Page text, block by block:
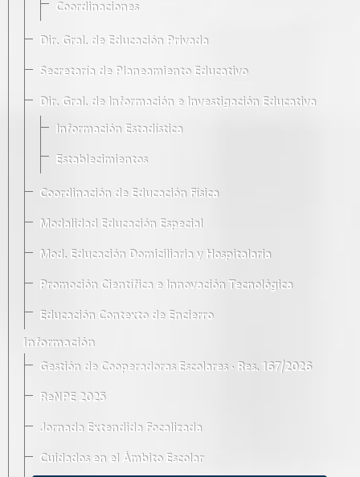
Coordinaciones
Dir. Gral. de Educación Privada
Secretaría de Planeamiento Educativo
Dir. Gral. de Información e Investigación Educativa
Información Estadística
Establecimientos
Coordinación de Educación Física
Modalidad Educación Especial
Mod. Educación Domiciliaria y Hospitalaria
Promoción Científica e Innovación Tecnológica
Educación Contexto de Encierro
Información
Gestión de Cooperadoras Escolares · Res. 167/2026
ReNPE 2025
Jornada Extendida Focalizada
Cuidados en el Ámbito Escolar